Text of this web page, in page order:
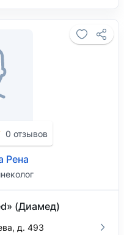
0 отзывов
Рена
(Диамед)
д. 493